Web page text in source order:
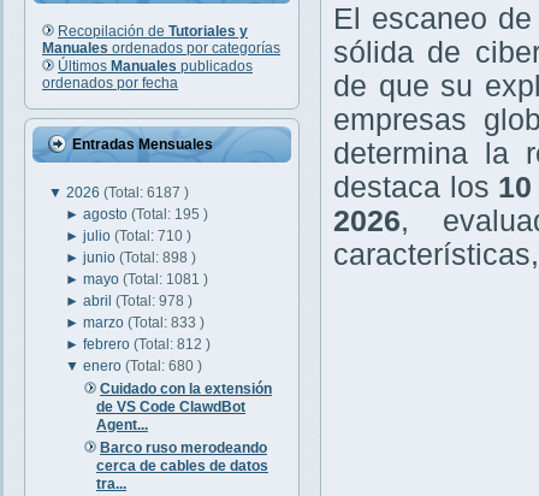
Recopilación de Tutoriales y
Manuales ordenados por categorías
Últimos Manuales publicados
ordenados por fecha
Entradas Mensuales
▼ 2026 (Total: 6187 )
►agosto(Total: 195 )
►julio(Total: 710 )
►junio(Total: 898 )
►mayo(Total: 1081 )
►abril(Total: 978 )
►marzo(Total: 833 )
►febrero(Total: 812 )
▼enero(Total: 680 )
Cuidado con la extensión
de VS Code ClawdBot
Agent...
Barco ruso merodeando
cerca de cables de datos
tra...
El escaneo
sólida de
de que su
empresas
determina la
destaca los
2026,